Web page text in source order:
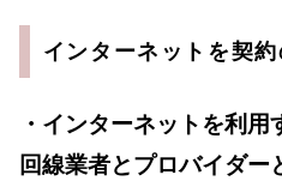
インターネットを契
・インターネットを利用
回線業者とプロバイダー